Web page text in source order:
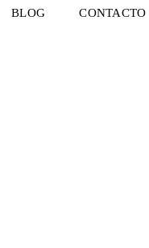
BLOG CONTACTO